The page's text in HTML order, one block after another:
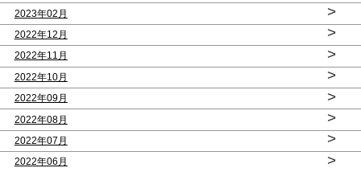
2023年02月 >
2022年12月 >
2022年11月 >
2022年10月 >
2022年09月 >
2022年08月 >
2022年07月 >
2022年06月 >